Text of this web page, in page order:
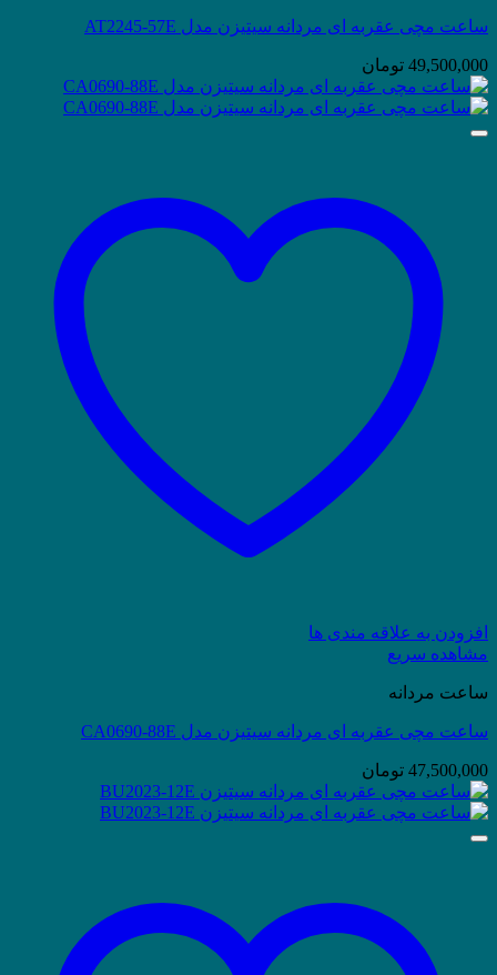
ساعت مچی عقربه ای مردانه سیتیزن مدل AT2245-57E
49,500,000 تومان
افزودن به علاقه مندی ها
مشاهده سریع
ساعت مردانه
ساعت مچی عقربه ای مردانه سیتیزن مدل CA0690-88E
47,500,000 تومان